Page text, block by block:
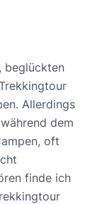
beglückten
Allerdings
dem
oft
finde ich